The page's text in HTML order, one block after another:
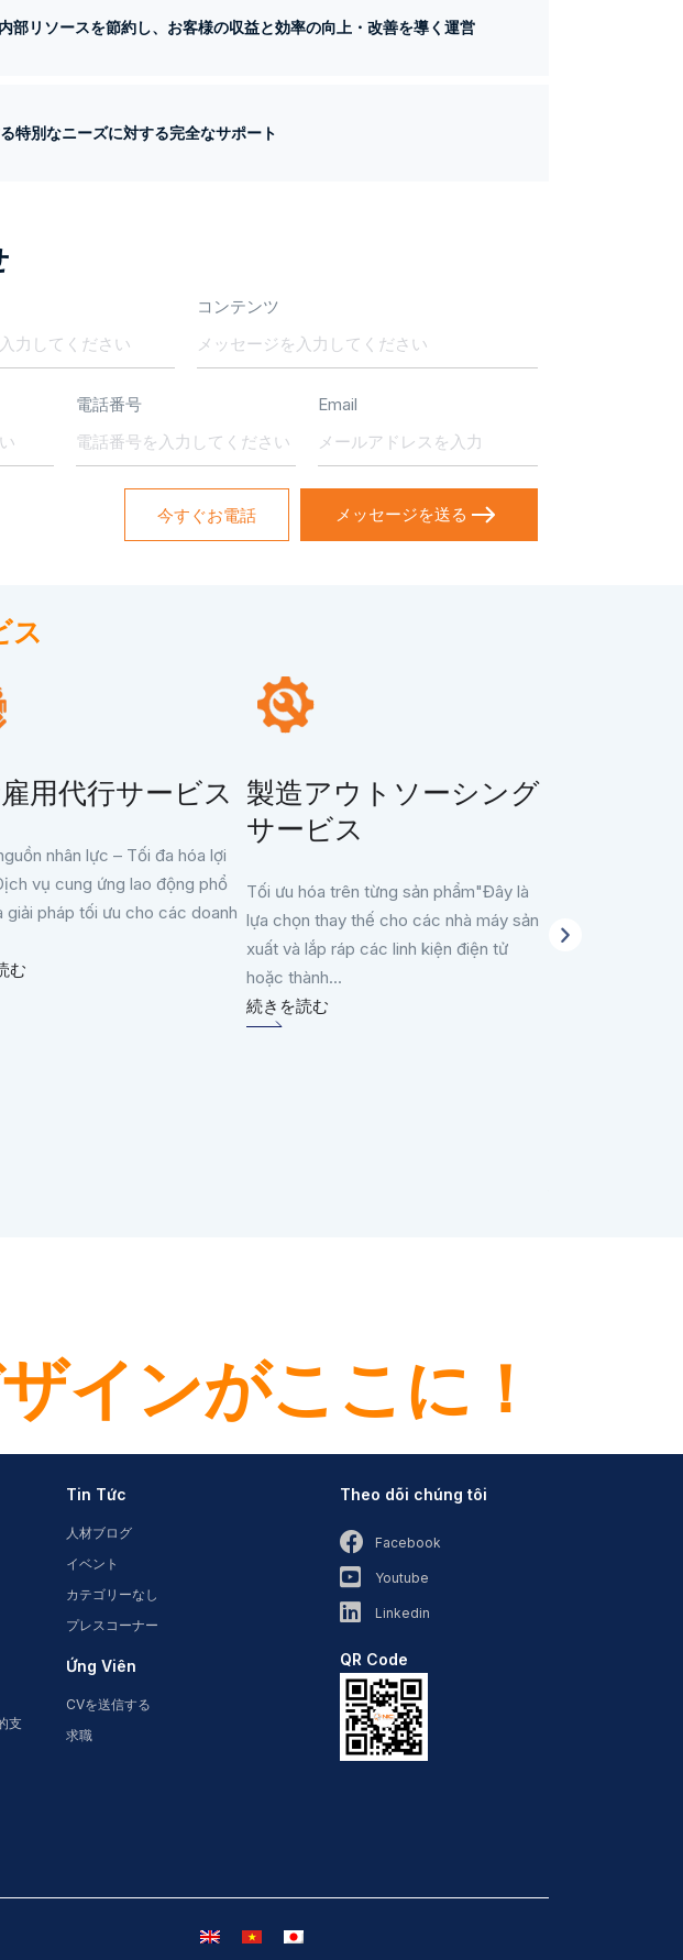
部リソースを節約し、お客様の収益と効率の向上・改善を導く運営
特別なニーズに対する完全なサポート
コンテンツ
電話番号 Email
今すぐお電話
ス
用代行サービス
nhân lực – Tối đa hóa lợi
vụ cung ứng lao động phổ
giải pháp tối ưu cho các doanh
む
製造アウトソーシング
サービス
Tối ưu hóa trên từng sản phẩm"Đây là
lựa chọn thay thế cho các nhà máy sản
xuất và lắp ráp các linh kiện điện tử
hoặc thành...
続きを読む
ペイロー
インがここに！
支
Tin Tức
人材ブログ
イベント
カテゴリーなし
プレスコーナー
Ứng Viên
CVを送信する
求職
Theo dõi chúng tôi
Facebook
Youtube
Linkedin
QR Code